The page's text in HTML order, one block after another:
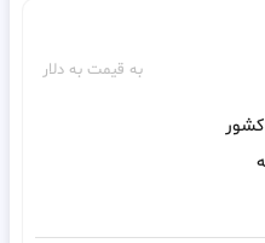
به قیمت به دلار